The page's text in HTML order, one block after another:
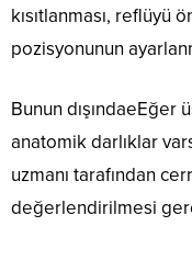
kısıtlanması, reflüyü
pozisyonunun
Bunun dışındaeEğer
anatomik darlıklar
uzmanı tarafından
değerlendirilmesi